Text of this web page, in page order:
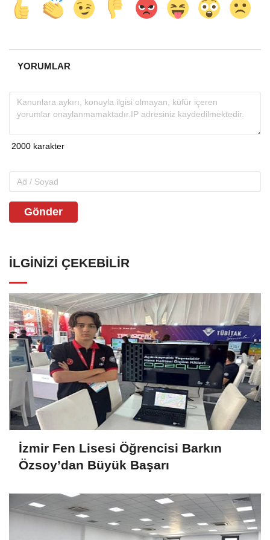
YORUMLAR
Gönder
İLGINIZI ÇEKEBILIR
İzmir Fen Lisesi Öğrencisi Barkın
Özsoy’dan Büyük Başarı